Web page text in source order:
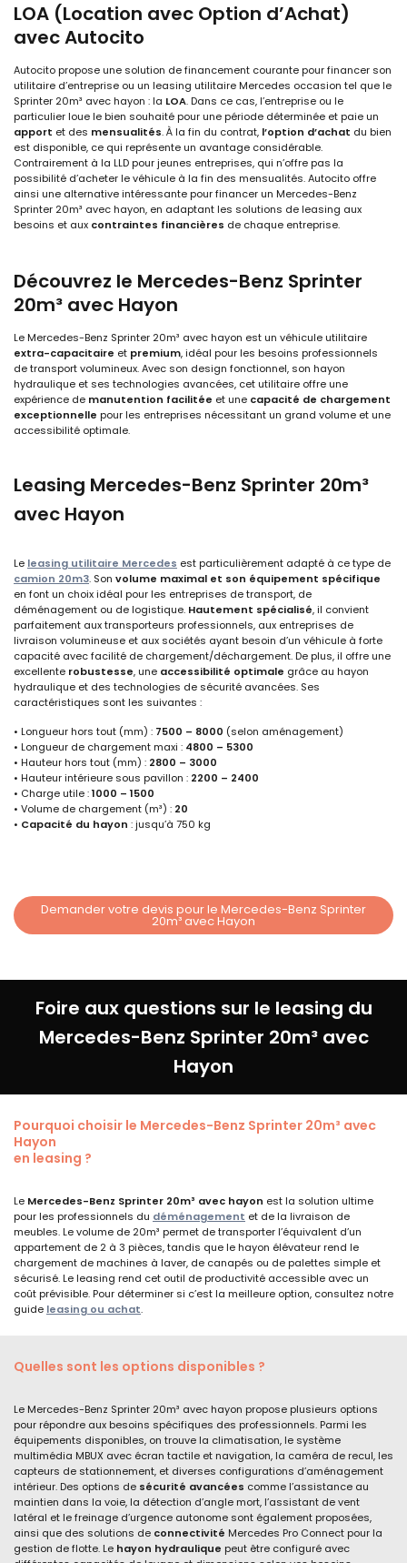
LOA (Location avec Option d’Achat)
avec Autocito
Autocito propose une solution de financement courante pour financer son
utilitaire d’entreprise ou un leasing utilitaire Mercedes occasion tel que le
Sprinter 20m³ avec hayon : la LOA. Dans ce cas, l’entreprise ou le
particulier loue le bien souhaité pour une période déterminée et paie un
apport et des mensualités. À la fin du contrat, l’option d’achat du bien
est disponible, ce qui représente un avantage considérable.
Contrairement à la LLD pour jeunes entreprises, qui n’offre pas la
possibilité d’acheter le véhicule à la fin des mensualités. Autocito offre
ainsi une alternative intéressante pour financer un Mercedes-Benz
Sprinter 20m³ avec hayon, en adaptant les solutions de leasing aux
besoins et aux contraintes financières de chaque entreprise.
Découvrez le Mercedes-Benz Sprinter
20m³ avec Hayon
Le Mercedes-Benz Sprinter 20m³ avec hayon est un véhicule utilitaire
extra-capacitaire et premium, idéal pour les besoins professionnels
de transport volumineux. Avec son design fonctionnel, son hayon
hydraulique et ses technologies avancées, cet utilitaire offre une
expérience de manutention facilitée et une capacité de chargement
exceptionnelle pour les entreprises nécessitant un grand volume et une
accessibilité optimale.
Leasing Mercedes-Benz Sprinter 20m³
avec Hayon
Le leasing utilitaire Mercedes est particulièrement adapté à ce type de
camion 20m3. Son volume maximal et son équipement spécifique
en font un choix idéal pour les entreprises de transport, de
déménagement ou de logistique. Hautement spécialisé, il convient
parfaitement aux transporteurs professionnels, aux entreprises de
livraison volumineuse et aux sociétés ayant besoin d’un véhicule à forte
capacité avec facilité de chargement/déchargement. De plus, il offre une
excellente robustesse, une accessibilité optimale grâce au hayon
hydraulique et des technologies de sécurité avancées. Ses
caractéristiques sont les suivantes :
• Longueur hors tout (mm) : 7500 – 8000 (selon aménagement)
• Longueur de chargement maxi : 4800 – 5300
• Hauteur hors tout (mm) : 2800 – 3000
• Hauteur intérieure sous pavillon : 2200 – 2400
• Charge utile :1000 – 1500
• Volume de chargement (m³) : 20
• Capacité du hayon : jusqu’à 750 kg
Demander votre devis pour le Mercedes-Benz Sprinter
20m³ avec Hayon
Foire aux questions sur le leasing du
Mercedes-Benz Sprinter 20m³ avec
Hayon
Pourquoi choisir le Mercedes-Benz Sprinter 20m³ avec
Hayon
en leasing ?
Le Mercedes-Benz Sprinter 20m³ avec hayon est la solution ultime
pour les professionnels du déménagement et de la livraison de
meubles. Le volume de 20m³ permet de transporter l’équivalent d’un
appartement de 2 à 3 pièces, tandis que le hayon élévateur rend le
chargement de machines à laver, de canapés ou de palettes simple et
sécurisé. Le leasing rend cet outil de productivité accessible avec un
coût prévisible. Pour déterminer si c’est la meilleure option, consultez notre
guide leasing ou achat.
Quelles sont les options disponibles ?
Le Mercedes-Benz Sprinter 20m³ avec hayon propose plusieurs options
pour répondre aux besoins spécifiques des professionnels. Parmi les
équipements disponibles, on trouve la climatisation, le système
multimédia MBUX avec écran tactile et navigation, la caméra de recul, les
capteurs de stationnement, et diverses configurations d’aménagement
intérieur. Des options de sécurité avancées comme l’assistance au
maintien dans la voie, la détection d’angle mort, l’assistant de vent
latéral et le freinage d’urgence autonome sont également proposées,
ainsi que des solutions de connectivité Mercedes Pro Connect pour la
gestion de flotte. Le hayon hydraulique peut être configuré avec